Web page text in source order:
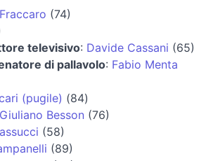
(74)
televisivo: Davide Cassani (65)
di pallavolo: Fabio Menta
(pugile) (84)
Giuliano Besson (76)
(58)
(89)